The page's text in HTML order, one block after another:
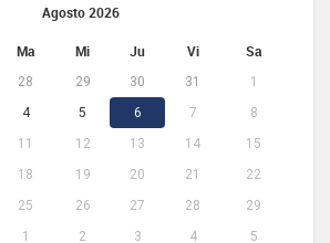
Agosto 2026
Ma Mi Ju Vi Sa
28 29 30 31
1
4 5 6 7
8
11 12 13 14
15
18 19 20 21
22
25 26 27 28
29
1 2 3 4 5